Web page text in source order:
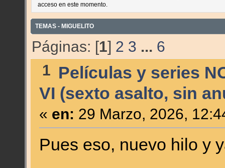
acceso en este momento.
TEMAS - MIGUELITO
Páginas: [1] 2 3 ... 6
1 Películas y series
VI (sexto asalto, sin
« en: 29 Marzo, 2026,
Pues eso, nuevo hilo y